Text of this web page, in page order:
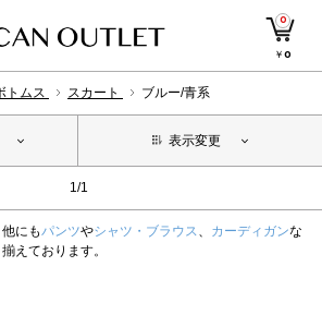
0
￥0
トムス スカート ブルー/青系
表示変更
1/1
にもパンツやシャツ・ブラウス、 カーディガンな
えております。